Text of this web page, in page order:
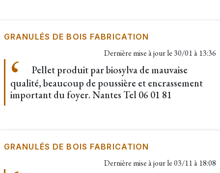
GRANULÉS DE BOIS FABRICATION
Dernière mise à jour le 30/01 à 13:36
Pellet produit par biosylva de mauvaise
qualité, beaucoup de poussière et encrassement
important du foyer. Nantes Tel 06 01 81
GRANULÉS DE BOIS FABRICATION
Dernière mise à jour le03/11 à 18:08